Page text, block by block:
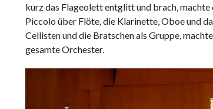
kurz das Flageolett entglitt und brach,
Piccolo über Flöte, die Klarinette, Oboe und
Cellisten und die Bratschen als Gruppe,
gesamte Orchester.